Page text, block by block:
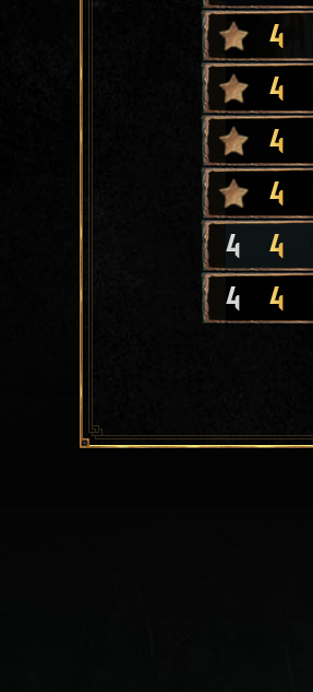
4
4
4
4
4 4
4 4